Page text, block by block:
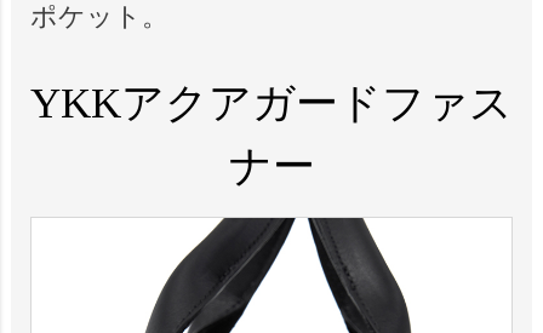
ポケット。
YKKアクアガードファス
ナー